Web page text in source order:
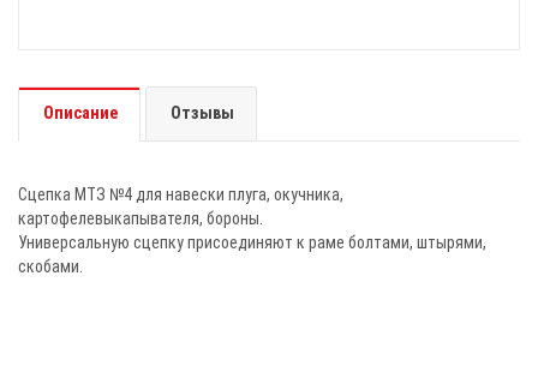
Описание Отзывы
Сцепка МТЗ №4 для навески плуга, окучника,
картофелевыкапывателя, бороны.
Универсальную сцепку присоединяют к раме болтами, штырями,
скобами.